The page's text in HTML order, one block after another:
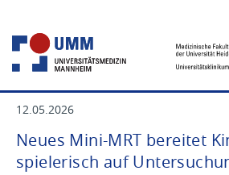
12.05.2026
Neues Mini-MRT bereitet
spielerisch auf